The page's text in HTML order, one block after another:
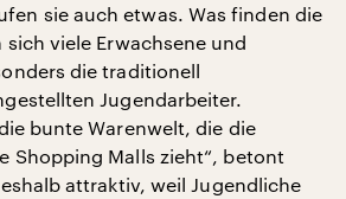
sie auch etwas. Was finden die
viele Erwachsene und
die traditionell
Jugendarbeiter.
bunte Warenwelt, die die
Shopping Malls zieht“, betont
attraktiv, weil Jugendliche